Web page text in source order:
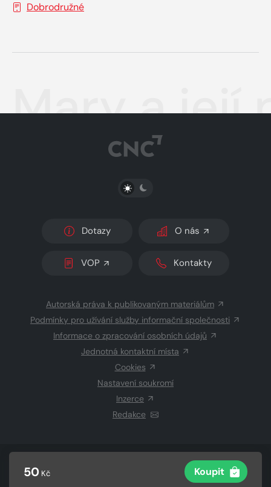
50 Kč Koupit
Dobrodružné
Mary a její
PŘEPNOUT SVĚTLÝ/TMAVÝ REŽIM
Dotazy O nás
VOP Kontakty
Autorská práva k publikovaným materiálům
Podmínky pro užívání služby informační společnosti
Informace o zpracování osobních údajů
Jednotná kontaktní místa
Cookies
Nastavení soukromí
Inzerce
Redakce
CZECH NEWS CENTER a.s.a dodavatelé